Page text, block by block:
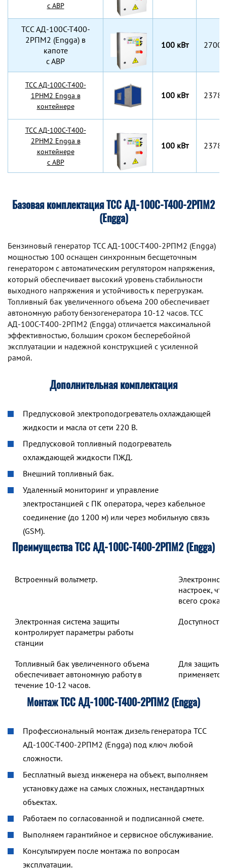
с АВР
TCC АД-100С-Т400-
2РПМ2 (Engga) в
капоте
с АВР
100 кВт
TCC АД-100С-Т400-
1РНМ2 Engga в
контейнере
100 кВт
TCC АД-100С-Т400-
2РНМ2 Engga в
контейнере
с АВР
100 кВт
Базовая комплектация ТСС АД-100С-Т400-2РПМ2
(Engga)
Бензиновый генератор TCC АД-100С-Т400-2РПМ2 (Engga)
мощностью 100 оснащен синхронным беcщеточным
генератором с автоматическим регулятором напряжения,
который обеспечивает высокий уровень стабильности
выходного напряжения и устойчивость к перегрузкам.
Топливный бак увеличенного объема 200 обеспечивает
автономную работу бензогенератора 10-12 часов. TCC
АД-100С-Т400-2РПМ2 (Engga) отличается максимальной
эффективностью, большим сроком бесперебойной
эксплуатации и надежной конструкцией с усиленной
рамой.
Дополнительная комплектация
Предпусковой электроподогреватель охлаждающей
жидкости и масла от сети 220 В.
Предпусковой топливный подогреватель
охлаждающей жидкости ПЖД.
Внешний топливный бак.
Удаленный мониторинг и управление
электростанцией с ПК оператора, через кабельное
соединение (до 1200 м) или через мобильную связь
(GSM).
Преимущества ТСС АД-100С-Т400-2РПМ2 (Engga)
Встроенный вольтметр.
настроек,
всего срока
Электронная система защиты
контролирует параметры работы
станции
Доступность
Топливный бак увеличенного объема
обеспечивает автономную работу в
течение 10-12 часов.
Для защиты
Монтаж ТСС АД-100С-Т400-2РПМ2 (Engga)
Профессиональный монтаж дизель генератора ТСС
АД-100С-Т400-2РПМ2 (Engga) под ключ любой
сложности.
Бесплатный выезд инженера на объект, выполняем
установку даже на самых сложных, нестандартных
объектах.
Работаем по согласованной и подписанной смете.
Выполняем гарантийное и сервисное обслуживание.
Консультируем после монтажа по вопросам
эксплуатации.